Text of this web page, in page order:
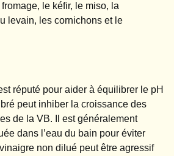
le kéfir, le miso, la
levain, les cornichons et le
réputé pour aider à équilibrer le pH
peut inhiber la croissance des
de la VB. Il est généralement
dans l’eau du bain pour éviter
non dilué peut être agressif